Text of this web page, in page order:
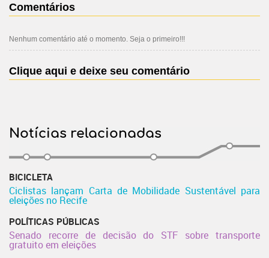
Comentários
Nenhum comentário até o momento. Seja o primeiro!!!
Clique aqui e deixe seu comentário
Notícias relacionadas
BICICLETA
Ciclistas lançam Carta de Mobilidade Sustentável para
eleições no Recife
POLÍTICAS PÚBLICAS
Senado recorre de decisão do STF sobre transporte
gratuito em eleições